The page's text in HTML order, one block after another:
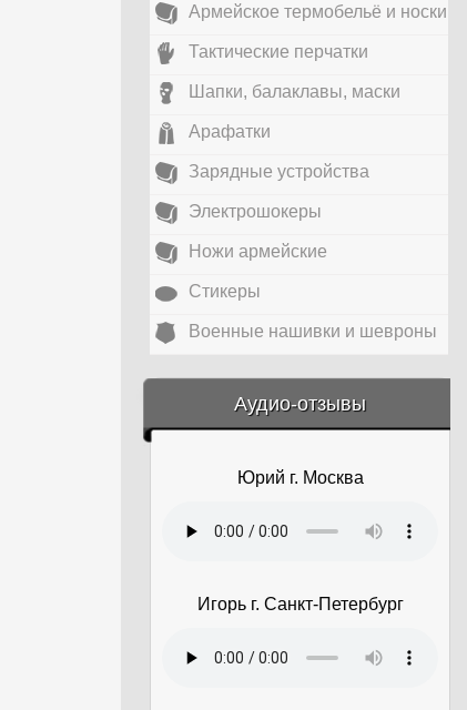
Армейское термобельё и носки
Тактические перчатки
Шапки, балаклавы, маски
Арафатки
Зарядные устройства
Электрошокеры
Ножи армейские
Стикеры
Военные нашивки и шевроны
Аудио-отзывы
&amp;nbsp;
Юрий г. Москва
Игорь г. Санкт-Петербург